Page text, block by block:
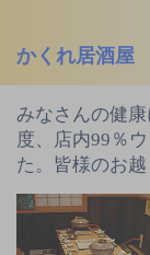
かくれ居酒屋
みなさんの健
度、店内99％
た。皆様のお